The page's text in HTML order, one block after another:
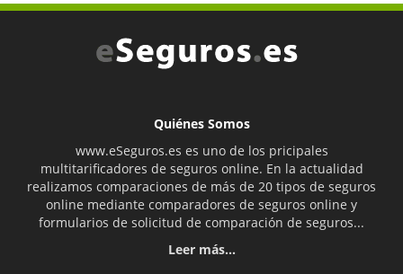
Quiénes Somos
www.eSeguros.es es uno de los pricipales
multitarificadores de seguros online. En la actualidad
realizamos comparaciones de más de 20 tipos de seguros
online mediante comparadores de seguros online y
formularios de solicitud de comparación de seguros...
Leer más...